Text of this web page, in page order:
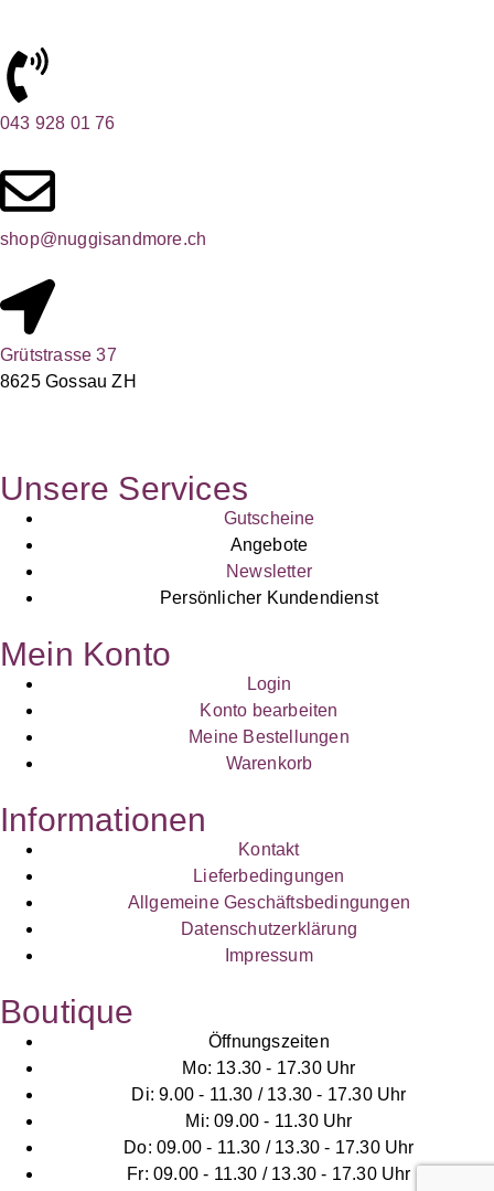
043 928 01 76
shop@nuggisandmore.ch
Grütstrasse 37
8625 Gossau ZH
Unsere Services
Gutscheine
Angebote
Newsletter
Persönlicher Kundendienst
Mein Konto
Login
Konto bearbeiten
Meine Bestellungen
Warenkorb
Informationen
Kontakt
Lieferbedingungen
Allgemeine Geschäftsbedingungen
Datenschutzerklärung
Impressum
Boutique
Öffnungszeiten
Mo: 13.30 - 17.30 Uhr
Di: 9.00 - 11.30 / 13.30 - 17.30 Uhr
Mi: 09.00 - 11.30 Uhr
Do: 09.00 - 11.30 / 13.30 - 17.30 Uhr
Fr: 09.00 - 11.30 / 13.30 - 17.30 Uhr